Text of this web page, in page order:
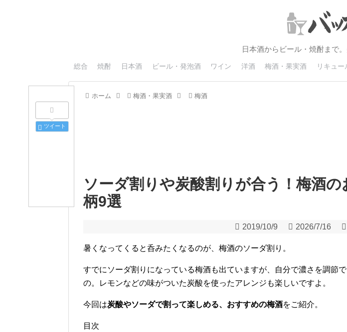
日本酒からビール・焼酎まで
総合 焼酎 日本酒 ビール・発泡酒 ワイン 洋酒 梅酒・果実酒 リキュー
ホーム 梅酒・果実酒 梅酒
ツイート
ソーダ割りや炭酸割りが合う！梅酒
柄9選
2019/10/9 2026/7/16
暑くなってくると呑みたくなるのが、梅酒のソーダ割り。
すでにソーダ割りになっている梅酒も出ていますが、自分で濃さを調節
の。レモンなどの味がついた炭酸を使ったアレンジも楽しいですよ。
今回は炭酸やソーダで割って楽しめる、おすすめの梅酒をご紹介。
目次